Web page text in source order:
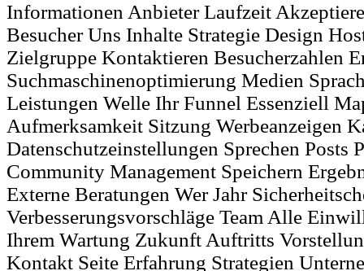
Informationen Anbieter Laufzeit
Besucher Uns Inhalte Strategie Design
Zielgruppe Kontaktieren Besucherzahlen
Suchmaschinenoptimierung Medien
Leistungen Welle Ihr Funnel Essenziell
Aufmerksamkeit Sitzung Werbeanzeigen
Datenschutzeinstellungen Sprechen Posts
Community Management Speichern
Externe Beratungen Wer Jahr
Verbesserungsvorschläge Team Alle
Ihrem Wartung Zukunft Auftritts
Kontakt Seite Erfahrung Strategien